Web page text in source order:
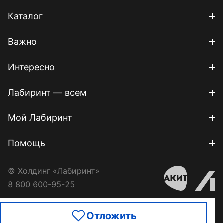
Отложить
Каталог
Важно
Интересно
Лабиринт — всем
Мой Лабиринт
Помощь
© Холдинг «Лабиринт»
8 800 600-95-25